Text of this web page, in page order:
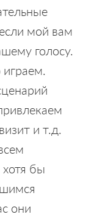
мой вам
голосу.
и т.д.
бы
они